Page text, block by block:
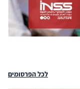
לכל הפרסומים